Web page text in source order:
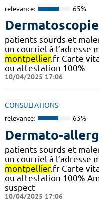
relevance: 65%
patients sourds et
un courriel à l’adresse
montpellier.fr Carte
ou attestation 100%
10/04/2025 17:06
CONSULTATIONS
relevance: 63%
Dermato-
patients sourds et
un courriel à l’adresse
montpellier.fr Carte
ou attestation 100%
suspect
10/04/2025 17:06